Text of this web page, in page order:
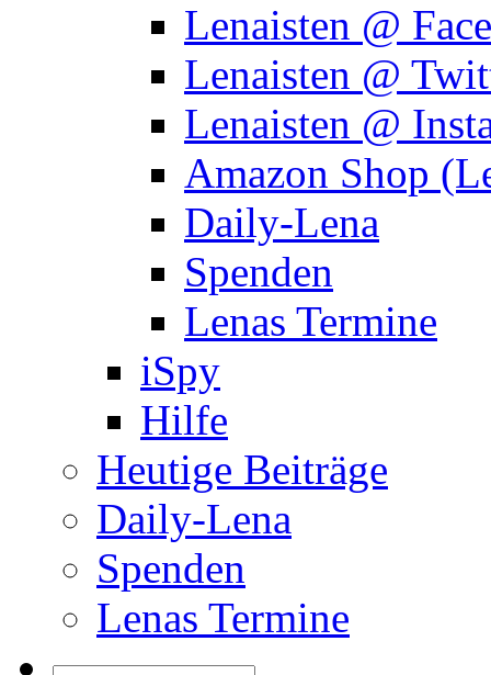
Lenaisten @
Lenaisten @
Lenaisten @
Amazon Shop
Daily-Lena
Spenden
Lenas Termine
iSpy
Hilfe
Heutige Beiträge
Daily-Lena
Spenden
Lenas Termine